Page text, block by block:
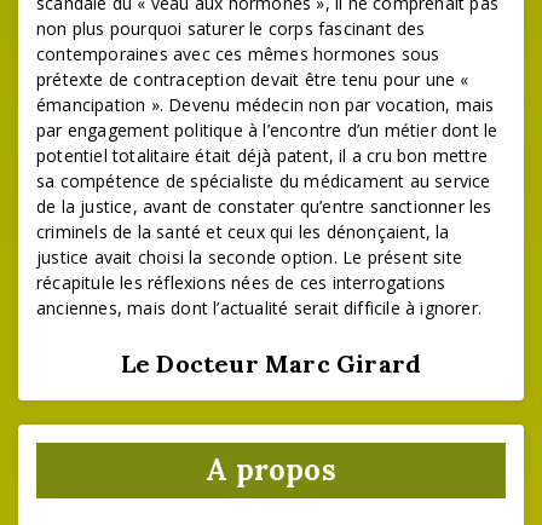
non plus pourquoi saturer le corps fascinant des
contemporaines avec ces mêmes hormones sous
prétexte de contraception devait être tenu pour une «
émancipation ». Devenu médecin non par vocation, mais
par engagement politique à l’encontre d’un métier dont le
potentiel totalitaire était déjà patent, il a cru bon mettre
sa compétence de spécialiste du médicament au service
de la justice, avant de constater qu’entre sanctionner les
criminels de la santé et ceux qui les dénonçaient, la
justice avait choisi la seconde option. Le présent site
récapitule les réflexions nées de ces interrogations
anciennes, mais dont l’actualité serait difficile à ignorer.
Le Docteur Marc Girard
A propos